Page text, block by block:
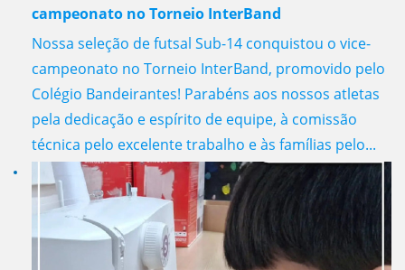
campeonato no Torneio InterBand
Nossa seleção de futsal Sub-14 conquistou o vice-
campeonato no Torneio InterBand, promovido pelo
Colégio Bandeirantes! Parabéns aos nossos atletas
pela dedicação e espírito de equipe, à comissão
técnica pelo excelente trabalho e às famílias pelo...